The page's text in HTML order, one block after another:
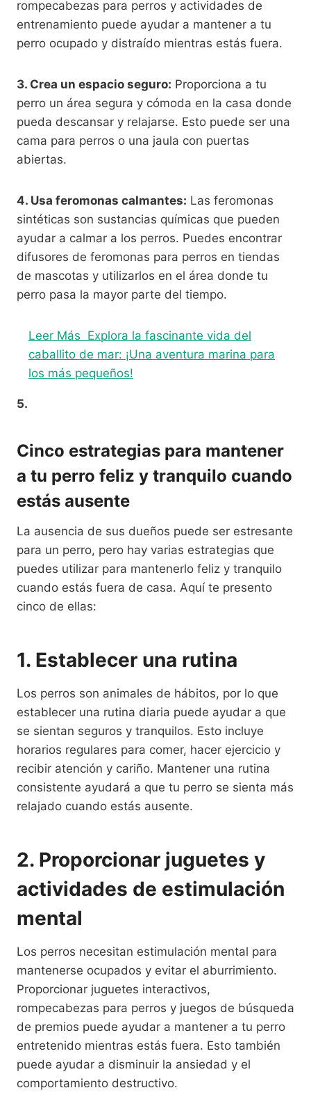
rompecabezas para perros y actividades de
entrenamiento puede ayudar a mantener a tu
perro ocupado y distraído mientras estás fuera.
3. Crea un espacio seguro: Proporciona a tu
perro un área segura y cómoda en la casa donde
pueda descansar y relajarse. Esto puede ser una
cama para perros o una jaula con puertas
abiertas.
4. Usa feromonas calmantes: Las feromonas
sintéticas son sustancias químicas que pueden
ayudar a calmar a los perros. Puedes encontrar
difusores de feromonas para perros en tiendas
de mascotas y utilizarlos en el área donde tu
perro pasa la mayor parte del tiempo.
Leer Más Explora la fascinante vida del
caballito de mar: ¡Una aventura marina para
los más pequeños!
5.
Cinco estrategias para mantener
a tu perro feliz y tranquilo cuando
estás ausente
La ausencia de sus dueños puede ser estresante
para un perro, pero hay varias estrategias que
puedes utilizar para mantenerlo feliz y tranquilo
cuando estás fuera de casa. Aquí te presento
cinco de ellas:
1. Establecer una rutina
Los perros son animales de hábitos, por lo que
establecer una rutina diaria puede ayudar a que
se sientan seguros y tranquilos. Esto incluye
horarios regulares para comer, hacer ejercicio y
recibir atención y cariño. Mantener una rutina
consistente ayudará a que tu perro se sienta más
relajado cuando estás ausente.
2. Proporcionar juguetes y
actividades de estimulación
mental
Los perros necesitan estimulación mental para
mantenerse ocupados y evitar el aburrimiento.
Proporcionar juguetes interactivos,
rompecabezas para perros y juegos de búsqueda
de premios puede ayudar a mantener a tu perro
entretenido mientras estás fuera. Esto también
puede ayudar a disminuir la ansiedad y el
comportamiento destructivo.